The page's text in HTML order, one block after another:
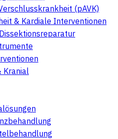
(pAVK)
& Kardiale Interventionen
Kranial